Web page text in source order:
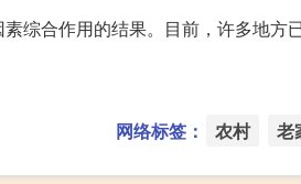
综合作用的结果。目前，许多地方
网络标签： 农村 老